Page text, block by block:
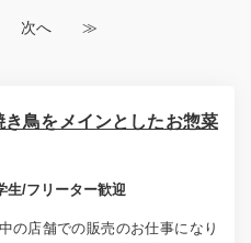
次へ ≫
鳥をメインとしたお惣菜
生/フリーター歓迎
の店舗での販売のお仕事になり